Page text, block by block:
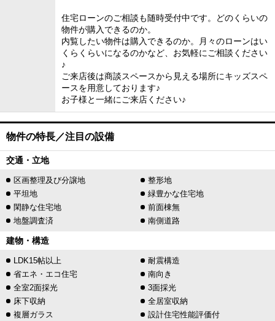
住宅ローンのご相談も随時受付中です。どのくらいの
物件が購入できるのか。
内覧したい物件は購入できるのか。月々のローンはい
くらくらいになるのかなど、お気軽にご相談ください
♪
ご来店後は商談スペースから見える場所にキッズスペ
ースを用意しております♪
お子様と一緒にご来店ください♪
物件の特長／注目の設備
交通・立地
区画整理及び分譲地
整形地
平坦地
緑豊かな住宅地
閑静な住宅地
前面棟無
地盤調査済
南側道路
建物・構造
LDK15帖以上
耐震構造
省エネ・エコ住宅
南向き
全室2面採光
3面採光
床下収納
全居室収納
複層ガラス
設計住宅性能評価付